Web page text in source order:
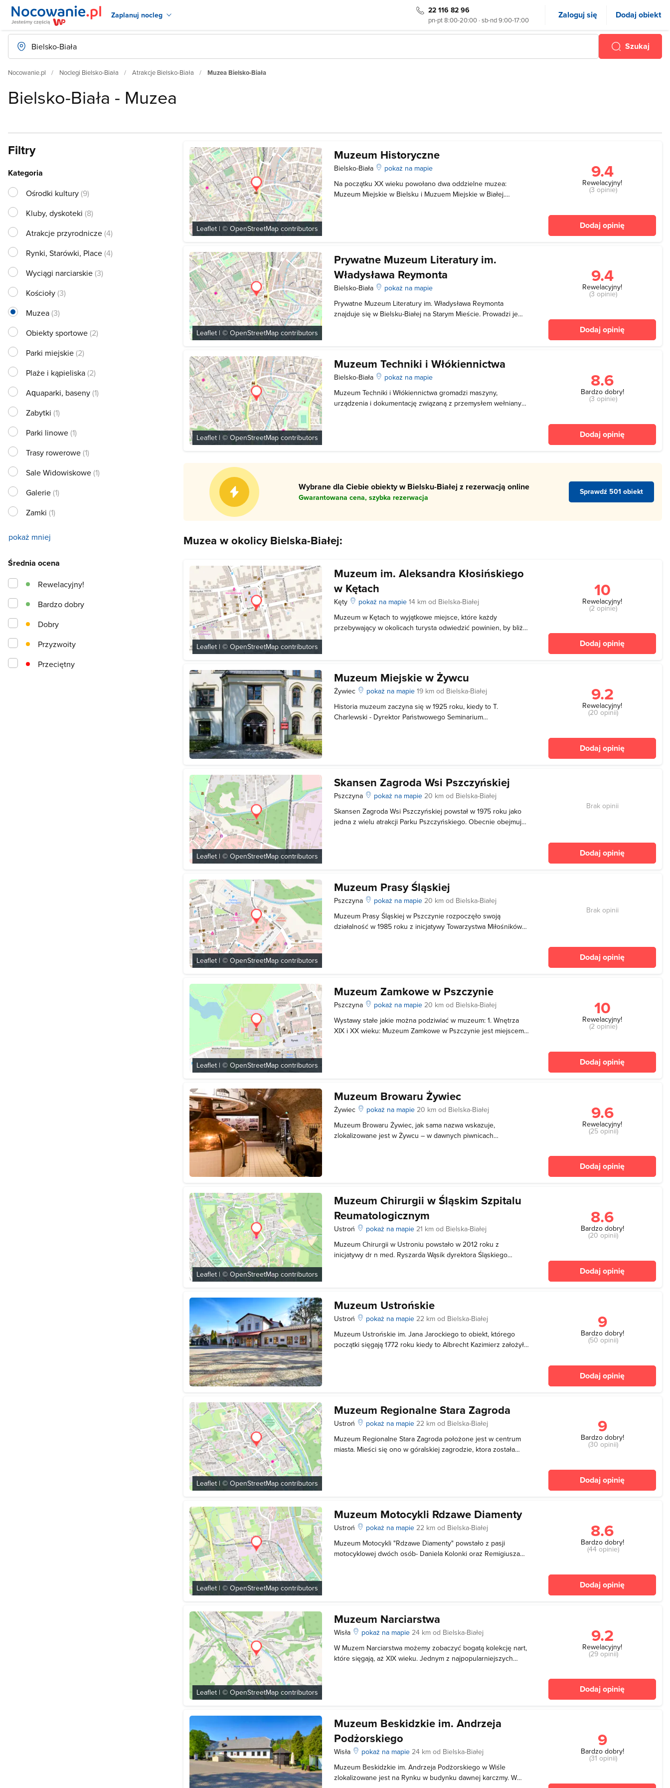
Zaplanuj nocleg 22 116 82 96
pn-pt 8:00-20:00 · sb-nd 9:00-17:00 Zaloguj się Dodaj obiekt
Szukaj
Nocowanie.pl Noclegi Bielsko-Biała Atrakcje Bielsko-Biała Muzea Bielsko-Biała
Bielsko-Biała - Muzea
Leaflet | ©OpenStreetMap contributors
Muzeum Historyczne
Bielsko-Biała
pokaż na mapie
Na początku XX wieku powołano dwa oddzielne muzea:
Muzeum Miejskie w Bielsku i Muzuem Miejskie w Białej.
9.4
Rewelacyjny!
(3 opinie)
Dodaj opinię
Leaflet | ©OpenStreetMap contributors
Prywatne Muzeum Literatury im.
Władysława Reymonta
Bielsko-Biała
pokaż na mapie
Prywatne Muzeum Literatury im. Władysława Reymonta
znajduje się w Bielsku-Białej na Starym Mieście. Prowadzi je
9.4
Rewelacyjny!
(3 opinie)
Dodaj opinię
Leaflet | ©OpenStreetMap contributors
Muzeum Techniki i Włókiennictwa
Bielsko-Biała
pokaż na mapie
Muzeum Techniki i Włókiennictwa gromadzi maszyny,
urządzenia i dokumentację związaną z przemysłem wełnianym.
8.6
Bardzo dobry!
(3 opinie)
Dodaj opinię
Wybrane dla Ciebie obiekty w Bielsku-Białej z rezerwacją online
Gwarantowana cena, szybka rezerwacja
Sprawdź 501 obiekt
Muzea w okolicy Bielska-Białej:
Leaflet | ©OpenStreetMap contributors
Muzeum im. Aleksandra Kłosińskiego
w Kętach
Kęty pokaż na mapie14 km od Bielska-Białej
Muzeum w Kętach to wyjątkowe miejsce, które każdy
przebywający w okolicach turysta odwiedzić powinien, by bliżej
10
Rewelacyjny!
(2 opinie)
Dodaj opinię
Muzeum Miejskie w Żywcu
Żywiec pokaż na mapie19 km od Bielska-Białej
Historia muzeum zaczyna się w 1925 roku, kiedy to T.
Charlewski - Dyrektor Państwowego Seminarium
9.2
Rewelacyjny!
(20 opinii)
Dodaj opinię
Leaflet | ©OpenStreetMap contributors
Skansen Zagroda Wsi Pszczyńskiej
Pszczyna pokaż na mapie20 km od Bielska-Białej
Skansen Zagroda Wsi Pszczyńskiej powstał w 1975 roku jako
jedna z wielu atrakcji Parku Pszczyńskiego. Obecnie obejmuje
Brak opinii
Dodaj opinię
Leaflet | ©OpenStreetMap contributors
Muzeum Prasy Śląskiej
Pszczyna pokaż na mapie20 km od Bielska-Białej
Muzeum Prasy Śląskiej w Pszczynie rozpoczęło swoją
działalność w 1985 roku z inicjatywy Towarzystwa Miłośników
Brak opinii
Dodaj opinię
Leaflet | ©OpenStreetMap contributors
Muzeum Zamkowe w Pszczynie
Pszczyna pokaż na mapie20 km od Bielska-Białej
Wystawy stałe jakie można podziwiać w muzeum: 1. Wnętrza
XIX i XX wieku: Muzeum Zamkowe w Pszczynie jest miejscem,
10
Rewelacyjny!
(2 opinie)
Dodaj opinię
Muzeum Browaru Żywiec
Żywiec pokaż na mapie20 km od Bielska-Białej
Muzeum Browaru Żywiec, jak sama nazwa wskazuje,
zlokalizowane jest w Żywcu – w dawnych piwnicach
9.6
Rewelacyjny!
(25 opinii)
Dodaj opinię
Leaflet | ©OpenStreetMap contributors
Muzeum Chirurgii w Śląskim Szpitalu
Reumatologicznym
Ustroń pokaż na mapie21 km od Bielska-Białej
Muzeum Chirurgii w Ustroniu powstało w 2012 roku z
inicjatywy dr n med. Ryszarda Wąsik dyrektora Śląskiego
8.6
Bardzo dobry!
(20 opinii)
Dodaj opinię
Muzeum Ustrońskie
Ustroń pokaż na mapie22 km od Bielska-Białej
Muzeum Ustrońskie im. Jana Jarockiego to obiekt, którego
początki sięgają 1772 roku kiedy to Albrecht Kazimierz założył
9
Bardzo dobry!
(50 opinii)
Dodaj opinię
Leaflet | ©OpenStreetMap contributors
Muzeum Regionalne Stara Zagroda
Ustroń pokaż na mapie22 km od Bielska-Białej
Muzeum Regionalne Stara Zagroda położone jest w centrum
miasta. Mieści się ono w góralskiej zagrodzie, ktora została
9
Bardzo dobry!
(30 opinii)
Dodaj opinię
Leaflet | ©OpenStreetMap contributors
Muzeum Motocykli Rdzawe Diamenty
Ustroń pokaż na mapie22 km od Bielska-Białej
Muzeum Motocykli "Rdzawe Diamenty" powstało z pasji
motocyklowej dwóch osób- Daniela Kolonki oraz Remigiusza
8.6
Bardzo dobry!
(44 opinie)
Dodaj opinię
Leaflet | ©OpenStreetMap contributors
Muzeum Narciarstwa
Wisła pokaż na mapie24 km od Bielska-Białej
W Muzem Narciarstwa możemy zobaczyć bogatą kolekcję nart,
które sięgają, aż XIX wieku. Jednym z najpopularniejszych
9.2
Rewelacyjny!
(29 opinii)
Dodaj opinię
Muzeum Beskidzkie im. Andrzeja
Podżorskiego
Wisła pokaż na mapie24 km od Bielska-Białej
Muzeum Beskidzkie im. Andrzeja Podżorskiego w Wiśle
zlokalizowane jest na Rynku w budynku dawnej karczmy. W
9
Bardzo dobry!
(31 opinii)
Filtry
Kategoria
Ośrodki kultury(9)
Kluby, dyskoteki (8)
Atrakcje przyrodnicze(4)
Rynki, Starówki, Place(4)
Wyciągi narciarskie(3)
Kościoły(3)
Muzea(3)
Obiekty sportowe(2)
Parki miejskie(2)
Plaże i kąpieliska(2)
Aquaparki, baseny(1)
Zabytki (1)
Parki linowe(1)
Trasy rowerowe(1)
Sale Widowiskowe(1)
Galerie(1)
Zamki (1)
pokaż mniej
Średnia ocena
Przeciętny
Przyzwoity
Dobry
Bardzo dobry
Rewelacyjny!